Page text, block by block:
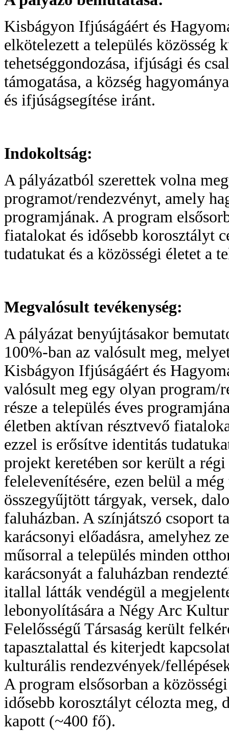
Kisbágyon Ifjúságáért és
elkötelezett a település
tehetséggondozása, ifjúsági és
támogatása, a község
és ifjúságsegítése iránt.
Indokoltság:
A pályázatból szerettek volna
programot/rendezvényt, amely
programjának. A program
fiatalokat és idősebb korosztályt
tudatukat és a közösségi életet a
Megvalósult tevékenység:
A pályázat benyújtásakor
100%-ban az valósult meg,
Kisbágyon Ifjúságáért és
valósult meg egy olyan program/
része a település éves
életben aktívan résztvevő
ezzel is erősítve identitás
projekt keretében sor került a
felelevenítésére, ezen belül a
összegyűjtött tárgyak, versek,
faluházban. A színjátszó csoport
karácsonyi előadásra, amelyhez
műsorral a település minden
karácsonyát a faluházban
itallal látták vendégül a
lebonyolítására a Négy Arc
Felelősségű Társaság került
tapasztalattal és kiterjedt
kulturális rendezvények/
A program elsősorban a
idősebb korosztályt célozta meg,
kapott (~400 fő).